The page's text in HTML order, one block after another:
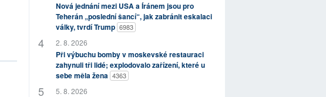
Nová jednání mezi USA a Íránem jsou pro
Teherán „poslední šancí“, jak zabránit eskalaci
války, tvrdí Trump 6983
2. 8. 2026
Při výbuchu bomby v moskevské restauraci
zahynuli tři lidé; explodovalo zařízení, které u
sebe měla žena 4363
5. 8. 2026